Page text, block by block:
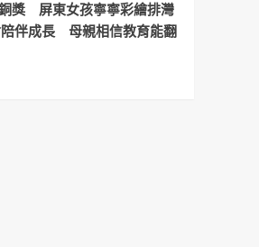
獎 屏東女孩寧寧彩繪排灣
陪伴成長 母親相信教育能翻